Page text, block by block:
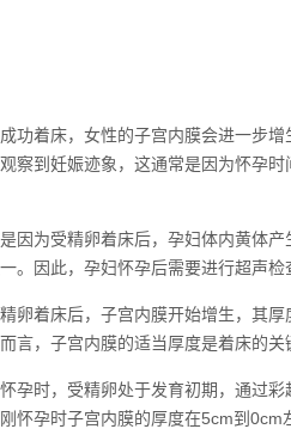
功着床，女性的子宫内膜会进一步
察到妊娠迹象，这通常是因为怀孕
因为受精卵着床后，孕妇体内黄体
。因此，孕妇怀孕后需要进行超声
卵着床后，子宫内膜开始增生，其
，子宫内膜的适当厚度是着床的关
孕时，受精卵处于发育初期，通过
怀孕时子宫内膜的厚度在5cm到0cm